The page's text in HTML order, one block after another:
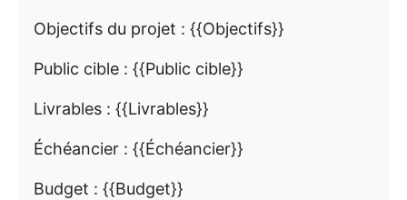
Objectifs du projet : {{Objectifs}}
Public cible : {{Public cible}}
Livrables : {{Livrables}}
Échéancier : {{Échéancier}}
Budget : {{Budget}}